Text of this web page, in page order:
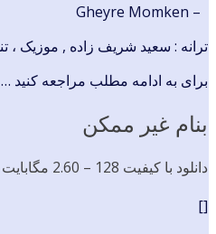
– Gheyre Momken
ترانه : سعید شریف زاده , موزیک ،
برای به ادامه مطلب مراجعه کنید …
بنام غیر ممکن
دانلود با کیفیت 128 –
2.60 مگابایت
[]